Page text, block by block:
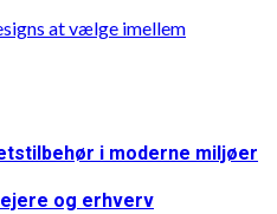
at vælge imellem
i moderne miljøer
og erhverv